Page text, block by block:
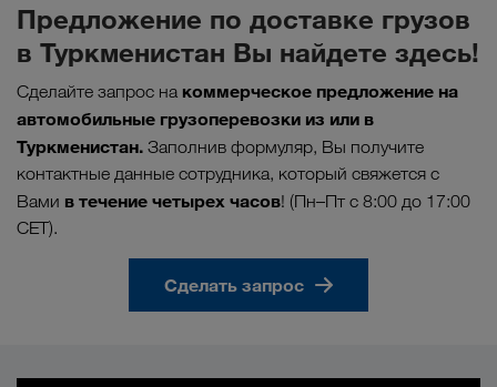
Предложение по доставке грузов
в Туркменистан Вы найдете здесь!
Сделайте запрос на коммерческое предложение на
автомобильные грузоперевозки из или в
Туркменистан. Заполнив формуляр, Вы получите
контактные данные сотрудника, который свяжется с
Вами в течение четырех часов! (Пн–Пт с 8:00 до 17:00
CET).
Сделать запрос